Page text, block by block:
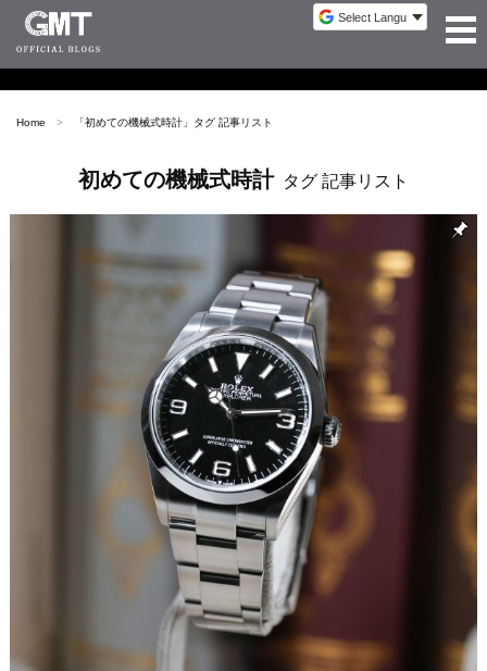
Home 「初めての機械式時計 」タグ 記事リスト
初めての機械式時計 タグ 記事リスト